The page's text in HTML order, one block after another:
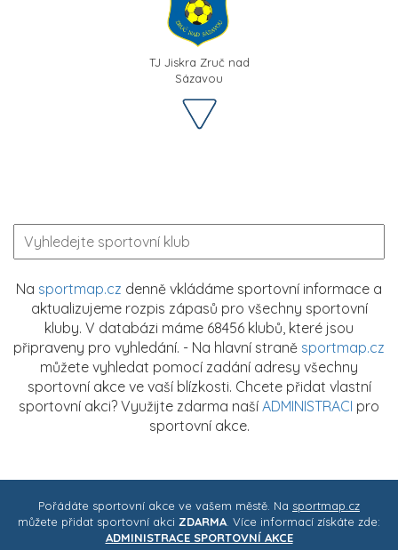
TJ Jiskra Zruč nad
Sázavou
Na sportmap.cz denně vkládáme sportovní informace a
aktualizujeme rozpis zápasů pro všechny sportovní
kluby. V databázi máme 68456 klubů, které jsou
připraveny pro vyhledání. - Na hlavní straně sportmap.cz
můžete vyhledat pomocí zadání adresy všechny
sportovní akce ve vaší blízkosti. Chcete přidat vlastní
sportovní akci? Využijte zdarma naší ADMINISTRACI pro
sportovní akce.
Pořádáte sportovní akce ve vašem městě. Na sportmap.cz
můžete přidat sportovní akci ZDARMA . Více informací získáte zde:
ADMINISTRACE SPORTOVNÍ AKCE